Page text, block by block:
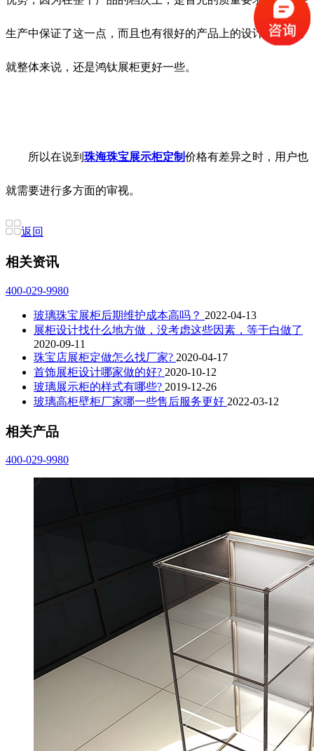
生产中保证了这一点，而且也有很好的产品上的设计优势的，
就整体来说，还是鸿钛展柜更好一些。
所以在说到 珠海珠宝展示柜定制价格有差异之时，用户也
就需要进行多方面的审视。
返回
相关资讯
400-029-9980
玻璃珠宝展柜后期维护成本高吗？ 2022-04-13
展柜设计找什么地方做，没考虑这些因素，等于白做了
2020-09-11
珠宝店展柜定做怎么找厂家? 2020-04-17
首饰展柜设计哪家做的好? 2020-10-12
玻璃展示柜的样式有哪些? 2019-12-26
玻璃高柜壁柜厂家哪一些售后服务更好 2022-03-12
相关产品
400-029-9980